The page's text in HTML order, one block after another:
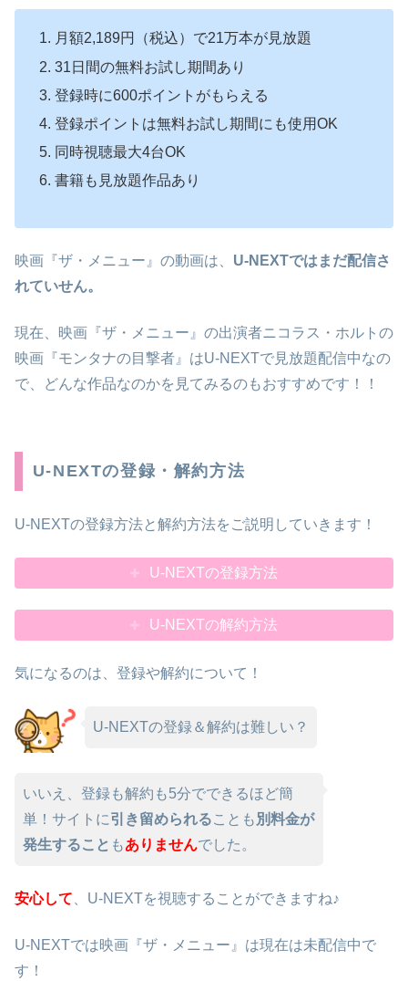
月額2,189円（税込）で21万本が見放題
31日間の無料お試し期間あり
登録時に600ポイントがもらえる
登録ポイントは無料お試し期間にも使用OK
同時視聴最大4台OK
書籍も見放題作品あり
映画『ザ・メニュー』の動画は、 U-NEXTではまだ配信さ
れていせん。
現在、映画『ザ・メニュー』の出演者ニコラス・ホルトの
映画『モンタナの目撃者』はU-NEXTで見放題配信中なの
で、どんな作品なのかを見てみるのもおすすめです！！
U-NEXTの登録・解約方法
U-NEXTの登録方法と解約方法をご説明していきます！
U-NEXTの登録方法
U-NEXTの解約方法
気になるのは、登録や解約について！
U-NEXTの登録＆解約は難しい？
いいえ、登録も解約も5分でできるほど簡
単！サイトに引き留められることも 別料金が
発生すること もありませんでした。
安心して、U-NEXTを視聴することができますね♪
U-NEXTでは映画『ザ・メニュー』は現在は未配信中で
す！